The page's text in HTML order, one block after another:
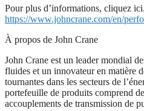
Pour plus d’informations, cliquez ici.
https://www.johncrane.com/en/
À propos de John Crane
John Crane est un leader mondial
fluides et un innovateur en matière
tournantes dans les secteurs de
portefeuille de produits comprend
accouplements de transmission de